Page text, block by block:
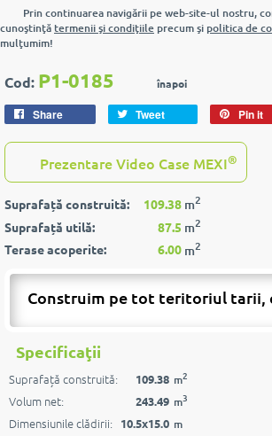
Prin continuarea navigării pe web-site-ul nostru,
cunoştinţătermenii şi condiţiile precum şi politica de
mulţumim!
Cod: P1-0185 înapoi
Share Tweet Pin it
Prezentare Video Case MEXI®
Suprafață construită: 109.38 m2
Suprafață utilă: 87.5 m2
Terase acoperite: 6.00 m2
Construim pe tot teritoriul tarii,
Specificaţii
Suprafață construită: 109.38 m2
Volum net: 243.49 m3
Dimensiunile clădirii: 10.5x15.0 m